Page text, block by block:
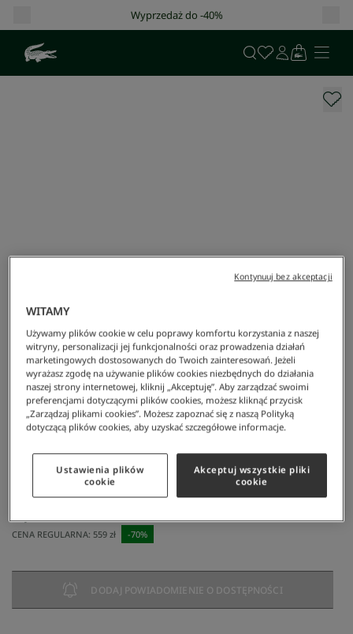
Darmowa dostawa od 400 zł!
Lacoste Spódnica Damska
Lacoste Spódnica Damska
168 zł
NAJNIŻSZA CENA Z 30 DNI: 168 zł
CENA REGULARNA: 559 zł -70%
DODAJ POWIADOMIENIE O DOSTĘPNOŚCI
WITAMY
Używamy plików cookie w celu poprawy komfortu korzystania z naszej
witryny, personalizacji jej funkcjonalności oraz prowadzenia działań
marketingowych dostosowanych do Twoich zainteresowań. Jeżeli
wyrażasz zgodę na używanie plików cookies niezbędnych do działania
naszej strony internetowej, kliknij „Akceptuję”. Aby zarządzać swoimi
preferencjami dotyczącymi plików cookies, możesz kliknąć przycisk
„Zarządzaj plikami cookies”. Możesz zapoznać się z naszą Polityką
dotyczącą plików cookies, aby uzyskać szczegółowe informacje.
Ustawienia plików
cookie
Akceptuj wszystkie pliki
cookie
Kontynuuj bez akceptacji